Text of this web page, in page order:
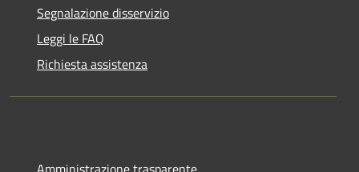
Segnalazione disservizio
Leggi le FAQ
Richiesta assistenza